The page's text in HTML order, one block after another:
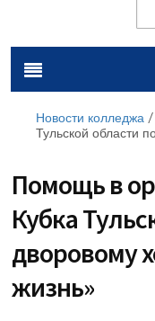
Новости колледжа /
Тульской области
Помощь в
Кубка
дворовому
жизнь»